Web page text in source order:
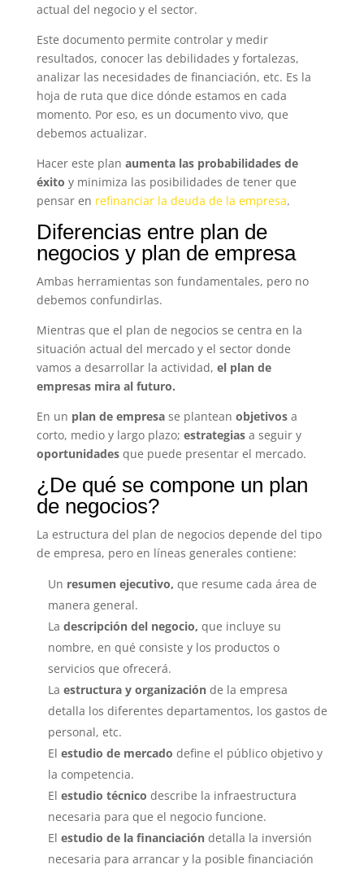
actual del negocio y el sector.
Este documento permite controlar y medir
resultados, conocer las debilidades y fortalezas,
analizar las necesidades de financiación, etc. Es la
hoja de ruta que dice dónde estamos en cada
momento. Por eso, es un documento vivo, que
debemos actualizar.
Hacer este plan aumenta las probabilidades de
éxito y minimiza las posibilidades de tener que
pensar en refinanciar la deuda de la empresa.
Diferencias entre plan de
negocios y plan de empresa
Ambas herramientas son fundamentales, pero no
debemos confundirlas.
Mientras que el plan de negocios se centra en la
situación actual del mercado y el sector donde
vamos a desarrollar la actividad, el plan de
empresas mira al futuro.
En un plan de empresase plantean objetivos a
corto, medio y largo plazo; estrategias a seguir y
oportunidades que puede presentar el mercado.
¿De qué se compone un plan
de negocios?
La estructura del plan de negocios depende del tipo
de empresa, pero en líneas generales contiene:
Un resumen ejecutivo, que resume cada área de
manera general.
La descripción del negocio, que incluye su
nombre, en qué consiste y los productos o
servicios que ofrecerá.
La estructura y organizaciónde la empresa
detalla los diferentes departamentos, los gastos de
personal, etc.
El estudio de mercado define el público objetivo y
la competencia.
El estudio técnico describe la infraestructura
necesaria para que el negocio funcione.
El estudio de la financiacióndetalla la inversión
necesaria para arrancar y la posible financiación